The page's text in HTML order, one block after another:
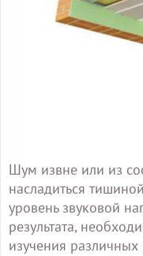
Шум извне или из
насладиться
уровень звуковой
результата,
изучения